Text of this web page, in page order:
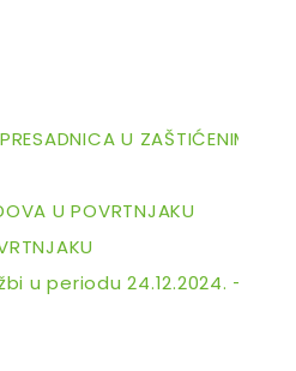
U ZAŠTIĆENIM
U POVRTNJAKU
u periodu 24.12.2024. –